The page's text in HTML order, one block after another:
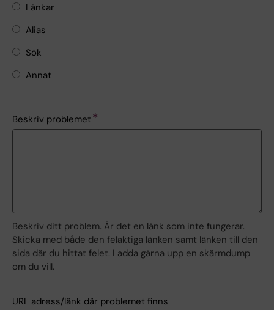
Länkar
Alias
Sök
Annat
Beskriv problemet
Beskriv ditt problem. Är det en länk som inte fungerar.
Skicka med både den felaktiga länken samt länken till den
sida där du hittat felet. Ladda gärna upp en skärmdump
om du vill.
URL adress/länk där problemet finns